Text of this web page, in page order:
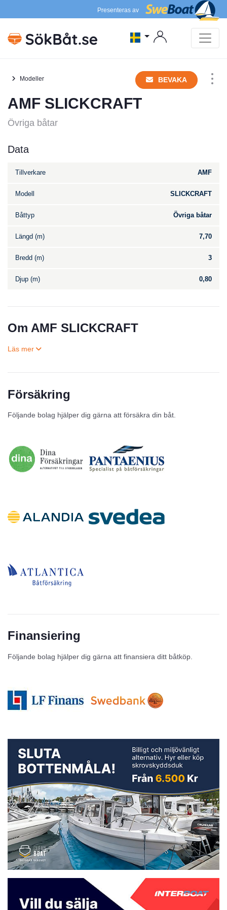
Presenteras av
Modeller BEVAKA
AMF SLICKCRAFT
Övriga båtar
Data
Tillverkare AMF
Modell SLICKCRAFT
Båttyp Övriga båtar
Längd (m) 7,70
Bredd (m) 3
Djup (m) 0,80
Om AMF SLICKCRAFT
Försäkring
Följande bolag hjälper dig gärna att försäkra din båt.
Finansiering
Följande bolag hjälper dig gärna att finansiera ditt båtköp.